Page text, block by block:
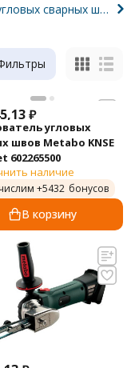
Аккумуляторный шлифователь угловых сварных швов Metabo
₽
угловых
швов Metabo KNSE
602265500
наличие
+5432 бонусов
В корзину